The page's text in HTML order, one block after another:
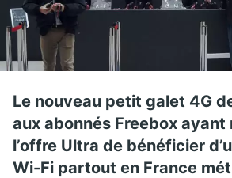
Le nouveau petit galet 4G
aux abonnés Freebox ayant
l’offre Ultra de bénéficier
Wi-Fi partout en France